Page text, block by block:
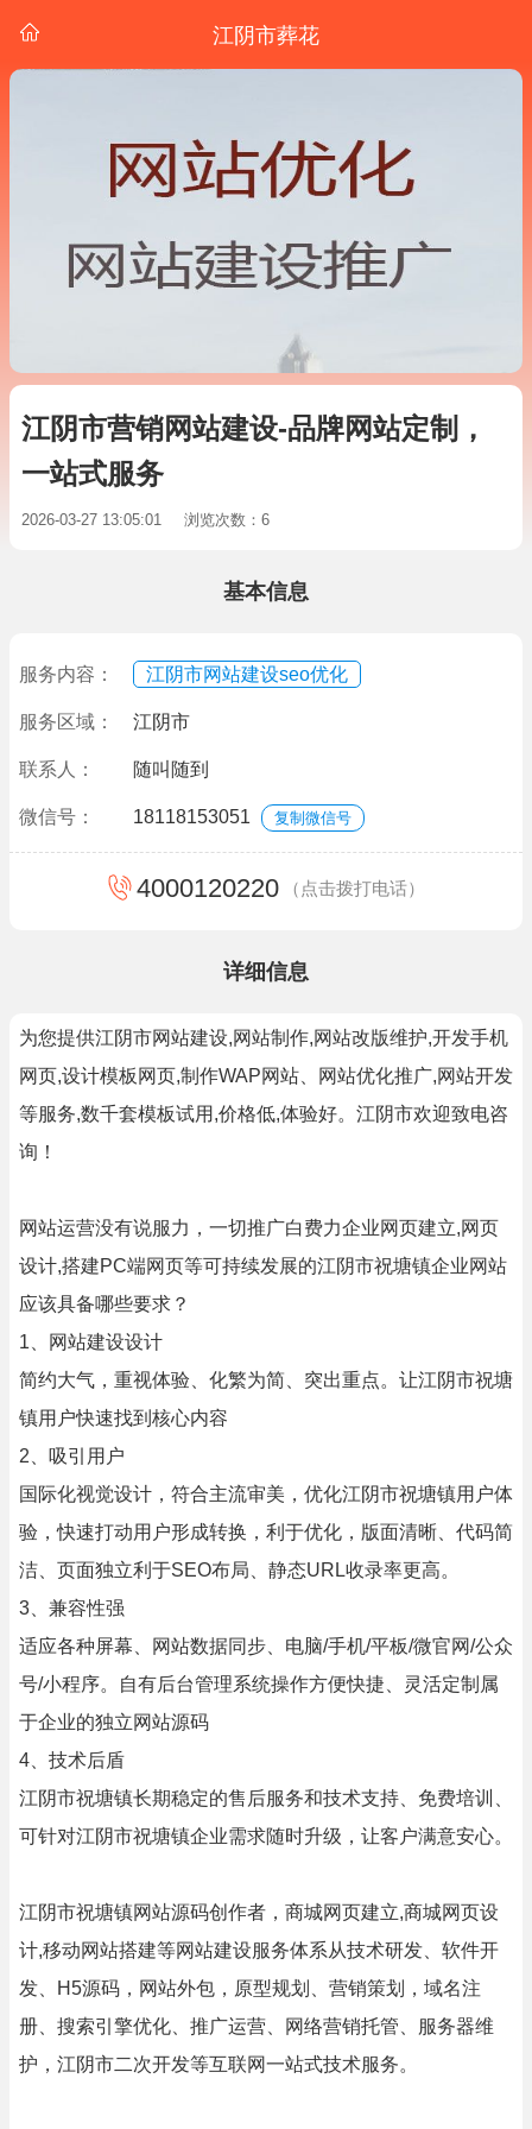
江阴市葬花
江阴市营销网站建设-品牌网站定制，
一站式服务
2026-03-27 13:05:01 浏览次数：6
基本信息
服务内容： 江阴市网站建设seo优化
服务区域： 江阴市
联系人： 随叫随到
微信号： 18118153051 复制微信号
4000120220 （点击拨打电话）
详细信息
为您提供江阴市网站建设,网站制作,网站改版维护,开发手机
网页,设计模板网页,制作WAP网站、网站优化推广,网站开发
等服务,数千套模板试用,价格低,体验好。江阴市欢迎致电咨
询！
网站运营没有说服力，一切推广白费力企业网页建立,网页
设计,搭建PC端网页等可持续发展的江阴市祝塘镇企业网站
应该具备哪些要求？
1、网站建设设计
简约大气，重视体验、化繁为简、突出重点。让江阴市祝塘
镇用户快速找到核心内容
2、吸引用户
国际化视觉设计，符合主流审美，优化江阴市祝塘镇用户体
验，快速打动用户形成转换，利于优化，版面清晰、代码简
洁、页面独立利于SEO布局、静态URL收录率更高。
3、兼容性强
适应各种屏幕、网站数据同步、电脑/手机/平板/微官网/公众
号/小程序。自有后台管理系统操作方便快捷、灵活定制属
于企业的独立网站源码
4、技术后盾
江阴市祝塘镇长期稳定的售后服务和技术支持、免费培训、
可针对江阴市祝塘镇企业需求随时升级，让客户满意安心。
江阴市祝塘镇网站源码创作者，商城网页建立,商城网页设
计,移动网站搭建等网站建设服务体系从技术研发、软件开
发、H5源码，网站外包，原型规划、营销策划，域名注
册、搜索引擎优化、推广运营、网络营销托管、服务器维
护，江阴市二次开发等互联网一站式技术服务。